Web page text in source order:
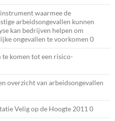
waarmee de
arbeidsongevallen kunnen
kan bedrijven helpen om
ongevallen te voorkomen 0
te komen tot een risico-
overzicht van arbeidsongevallen
Velig op de Hoogte 2011 0